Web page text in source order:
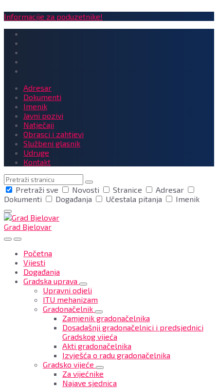
Informacije za poduzetnike!
Adresar
Dokumenti
Imenik
Javni pozivi
Natječaji
Obrasci i zahtjevi
Službeni glasnik
Udruge
Kontakt
Pretraga
Pretraži sve
Novosti Stranice
Adresar
Dokumenti
Događanja Učestala pitanja Imenik
Grad Bjelovar
Početna
Vijesti
Događanja
Gradska uprava
Upravni odjeli
ITU mehanizam
Gradonačelnik
Zamjenik gradonačelnika
Dosadašnji gradonačelnici i predsjednici
Gradskog vijeća
Akti gradonačelnika
Izvješća o radu gradonačelnika
Gradsko vijeće
Za vijećnike
Najave sjednica